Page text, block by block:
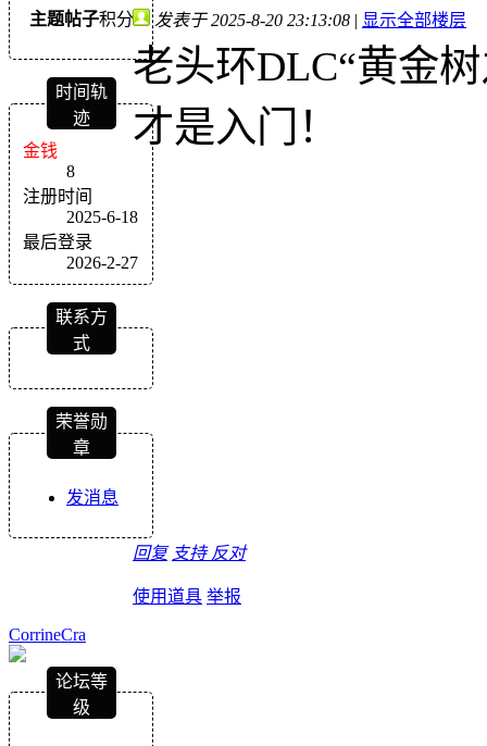
主题帖子积分
时间轨
迹
金钱
8
注册时间
2025-6-18
最后登录
2026-2-27
联系方
式
荣誉勋
章
发消息
发表于 2025-8-20 23:13:08 | 显示全部楼层
老头环DLC“黄金
才是入门！
回复 支持 反对
使用道具 举报
CorrineCra
论坛等
级